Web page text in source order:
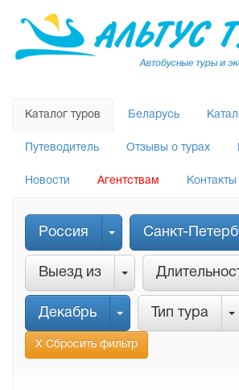
Каталог туров Беларусь
Путеводитель Отзывы о турах
Новости Агентствам Контакты
Россия Санкт-
Выезд из
Декабрь Тип тура
Х Сбросить фильтр